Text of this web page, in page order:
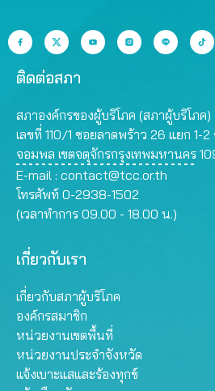
ติดต่อสภา
สภาองค์กรของผู้บริโภค (สภาผู้บริโภค)
เลขที่ 110/1 ซอยลาดพร้าว 26 แยก 1-
จอมพล เขตจตุจักรกรุงเทพมหานคร
E-mail : contact@tcc.or.th
โทรศัพท์ 0-2938-1502
(เวลาทำการ 09.00 - 18.00 น.)
เกี่ยวกับเรา
เกี่ยวกับสภาผู้บริโภค
องค์กรสมาชิก
หน่วยงานเขตพื้นที่
หน่วยงานประจำจังหวัด
แจ้งเบาะแสและร้องทุกข์